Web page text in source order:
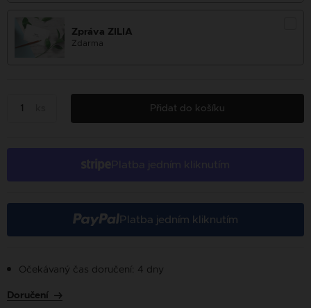
Zpráva ZILIA
Zdarma
Přidat do košíku
Platba jedním kliknutím
Očekávaný čas doručení: 4 dny
Doručení